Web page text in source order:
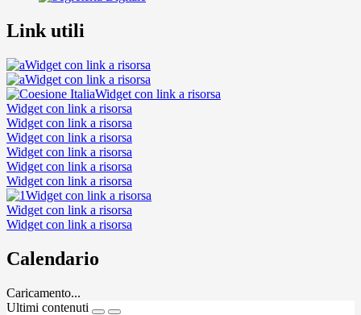
Link utili
Widget con link a risorsa
Widget con link a risorsa
Widget con link a risorsa
Widget con link a risorsa
Widget con link a risorsa
Widget con link a risorsa
Widget con link a risorsa
Widget con link a risorsa
Widget con link a risorsa
Widget con link a risorsa
Widget con link a risorsa
Widget con link a risorsa
Calendario
Caricamento...
Ultimi contenuti